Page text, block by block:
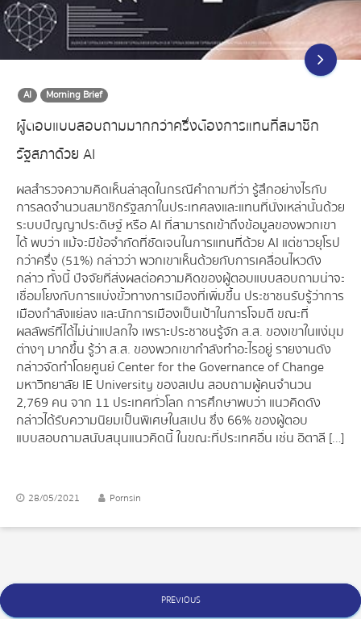
AI Morning Brief
ผู้ตอบแบบสอบถามมากกว่าครึ่งต้องการแทนที่สมาชิก
รัฐสภาด้วย AI
ผลสำรวจความคิดเห็นล่าสุดในกรณีคำถามที่ว่า รู้สึกอย่างไรกับ
การลดจำนวนสมาชิกรัฐสภาในประเทศลงและแทนที่นั่งเหล่านั้นด้วย
ระบบปัญญาประดิษฐ์ หรือ AI ที่สามารถเข้าถึงข้อมูลของพวกเขา
ได้ พบว่า แม้จะมีข้อจำกัดที่ชัดเจนในการแทนที่ด้วย AI แต่ชาวยุโรป
กว่าครึ่ง (51%) กล่าวว่า พวกเขาเห็นด้วยกับการเคลื่อนไหวดัง
กล่าว ทั้งนี้ ปัจจัยที่ส่งผลต่อความคิดของผู้ตอบแบบสอบถามน่าจะ
เชื่อมโยงกับการแบ่งขั้วทางการเมืองที่เพิ่มขึ้น ประชาชนรับรู้ว่าการ
เมืองกำลังแย่ลง และนักการเมืองเป็นเป้าในการโจมตี ขณะที่
ผลลัพธ์ที่ได้ไม่น่าแปลกใจ เพราะประชาชนรู้จัก ส.ส. ของเขาในแง่มุม
ต่างๆ มากขึ้น รู้ว่า ส.ส. ของพวกเขากำลังทำอะไรอยู่ รายงานดัง
กล่าวจัดทำโดยศูนย์ Center for the Governance of Change
มหาวิทยาลัย IE University ของสเปน สอบถามผู้คนจำนวน
2,769 คน จาก 11 ประเทศทั่วโลก การศึกษาพบว่า แนวคิดดัง
กล่าวได้รับความนิยมเป็นพิเศษในสเปน ซึ่ง 66% ของผู้ตอบ
แบบสอบถามสนับสนุนแนวคิดนี้ ในขณะที่ประเทศอื่น เช่น อิตาลี […]
28/05/2021 Pornsin
Posts PREVIOUS